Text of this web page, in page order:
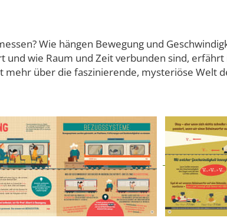
Wie hängen Bewegung und
wie Raum und Zeit verbunden sind,
über die faszinierende, mysteriöse Welt